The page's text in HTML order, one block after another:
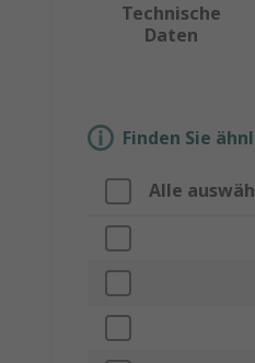
Technische
Daten
Finden Sie
Alle